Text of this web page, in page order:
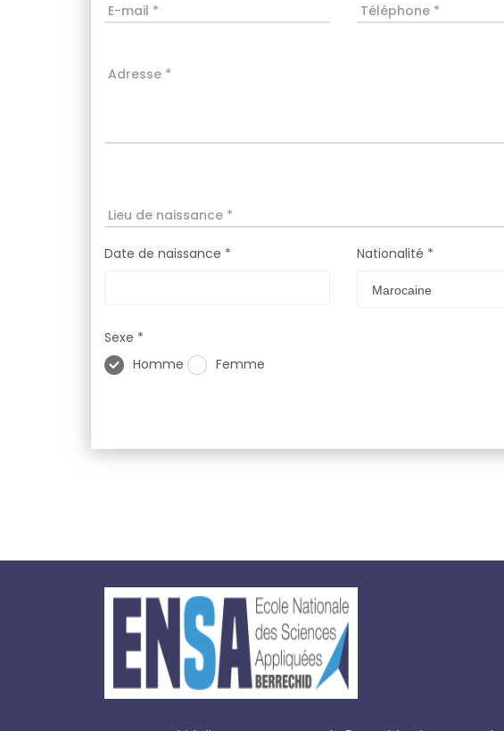
E-mail * Téléphone *
Adresse *
Lieu de naissance *
Date de naissance * Nationalité *
Sexe *
Homme
Femme